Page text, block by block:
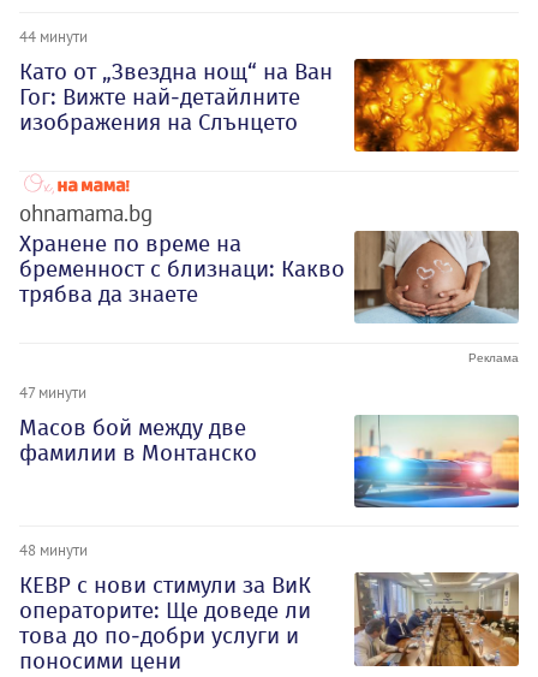
44 минути
Като от „Звездна нощ“ на Ван
Гог: Вижте най-детайлните
изображения на Слънцето
ohnamama.bg
Хранене по време на
бременност с близнаци: Какво
трябва да знаете
47 минути
Масов бой между две
фамилии в Монтанско
48 минути
КЕВР с нови стимули за ВиК
операторите: Ще доведе ли
това до по-добри услуги и
поносими цени